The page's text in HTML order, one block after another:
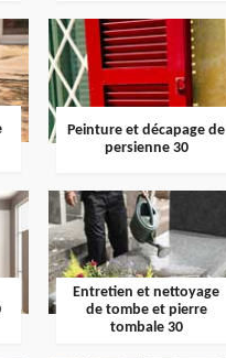
Peinture et décapage de
persienne 30
Entretien et nettoyage
de tombe et pierre
tombale 30